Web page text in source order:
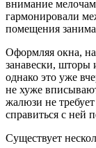
внимание
гармонировали
помещения
Оформляя окна,
занавески, шторы
однако это уже
не хуже
жалюзи не
справиться с ней
Существует